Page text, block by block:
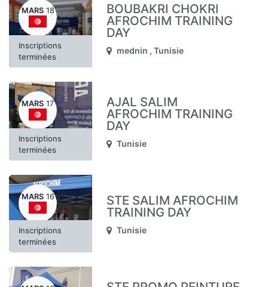
MARS 18
Inscriptions
terminées
BOUBAKRI CHOKRI
AFROCHIM TRAINING
DAY
mednin ,Tunisie
MARS 17
Inscriptions
terminées
AJAL SALIM
AFROCHIM TRAINING
DAY
Tunisie
MARS 16
Inscriptions
terminées
STE SALIM AFROCHIM
TRAINING DAY
Tunisie